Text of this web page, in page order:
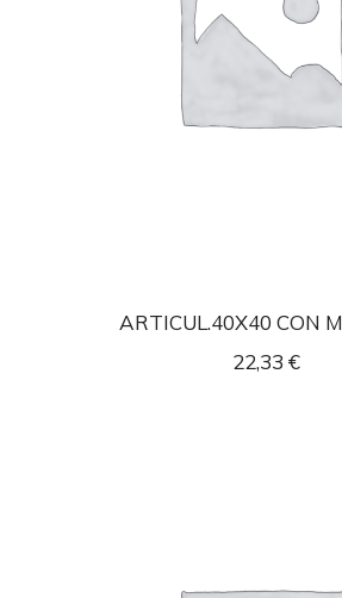
ARTICUL.40X40 CON
22,33 €